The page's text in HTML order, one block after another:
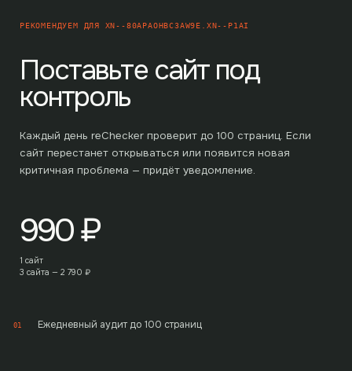
РЕКОМЕНДУЕМ ДЛЯ XN--80APAOHBC3AW9E.XN--P1AI
Поставьте сайт под
контроль
Каждый день reChecker проверит до 100 страниц. Если
сайт перестанет открываться или появится новая
критичная проблема — придёт уведомление.
990₽
1 сайт
3 сайта — 2 790 ₽
01 Ежедневный аудит до 100 страниц